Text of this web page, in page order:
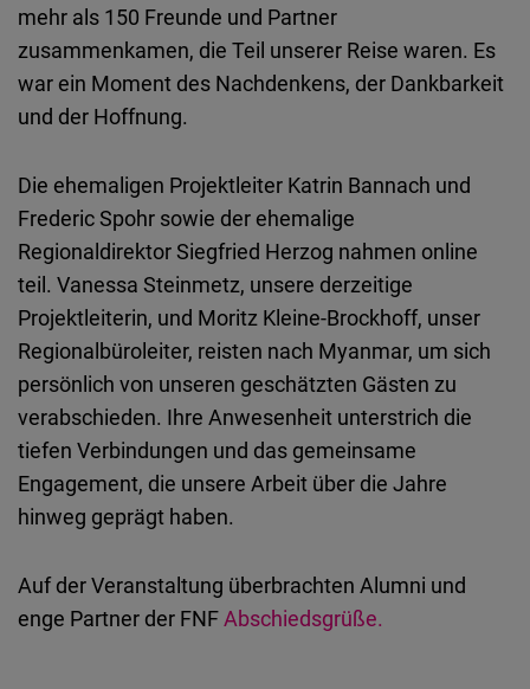
mehr als 150 Freunde und Partner
zusammenkamen, die Teil unserer Reise waren. Es
war ein Moment des Nachdenkens, der Dankbarkeit
und der Hoffnung.
Die ehemaligen Projektleiter Katrin Bannach und
Frederic Spohr sowie der ehemalige
Regionaldirektor Siegfried Herzog nahmen online
teil. Vanessa Steinmetz, unsere derzeitige
Projektleiterin, und Moritz Kleine-Brockhoff, unser
Regionalbüroleiter, reisten nach Myanmar, um sich
persönlich von unseren geschätzten Gästen zu
verabschieden. Ihre Anwesenheit unterstrich die
tiefen Verbindungen und das gemeinsame
Engagement, die unsere Arbeit über die Jahre
hinweg geprägt haben.
Auf der Veranstaltung überbrachten Alumni und
enge Partner der FNFAbschiedsgrüße.